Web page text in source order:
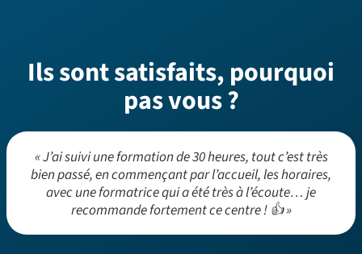
Ils sont satisfaits, pourquoi
pas vous ?
« J’ai suivi une formation de 30 heures, tout c’est très
bien passé, en commençant par l’accueil, les horaires,
avec une formatrice qui a été très à l’écoute… je
recommande fortement ce centre ! 👍 »